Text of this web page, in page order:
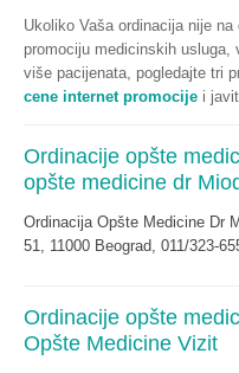
Ukoliko Vaša ordinacija nije
promociju medicinskih usluga,
više pacijenata, pogledajte tri
cene internet promocije i
Ordinacije opšte
opšte medicine dr
Ordinacija Opšte Medicine Dr
51, 11000 Beograd, 011/323-
Ordinacije opšte
Opšte Medicine Vizit